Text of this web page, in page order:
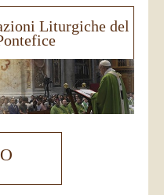
Liturgiche del